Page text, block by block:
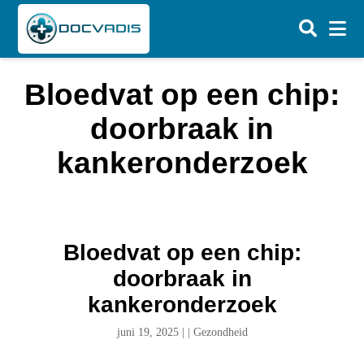
Bloedvat op een chip:
doorbraak in
kankeronderzoek
Bloedvat op een chip:
doorbraak in
kankeronderzoek
juni 19, 2025| Gezondheid